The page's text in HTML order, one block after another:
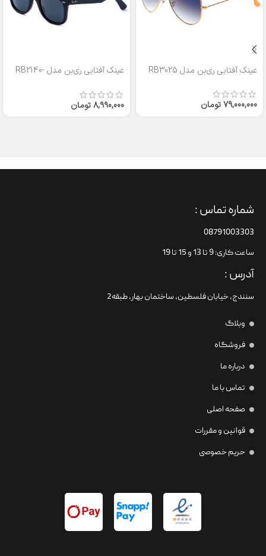
عینک آفتابی ری‌بن مدل RB3025
79,000,000تومان
عینک آفتابی ری‌بن مدل RB2140-
8,990,000تومان
شماره تماس :
08791003303
ساعت کاری: 9 تا 13 و 15 تا 19
آدرس :
سنندج، خیابان فلسطین،‌ ساختمان بهار، طبقه2
وبلاگ
فروشگاه
درباره ما
تماس با ما
صفحه اصلی
قوانین و مقررات
حریم خصوصی